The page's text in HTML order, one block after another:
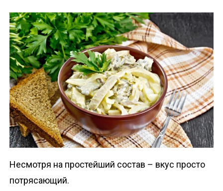
Несмотря на простейший состав – вкус просто
потрясающий.